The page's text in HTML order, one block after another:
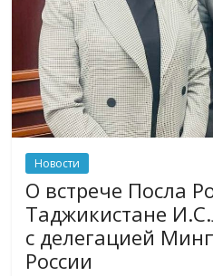
Новости
О встрече Посла
Таджикистане
с делегацией
России